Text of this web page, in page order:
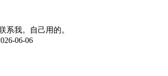
系我。自己用的。
06-06